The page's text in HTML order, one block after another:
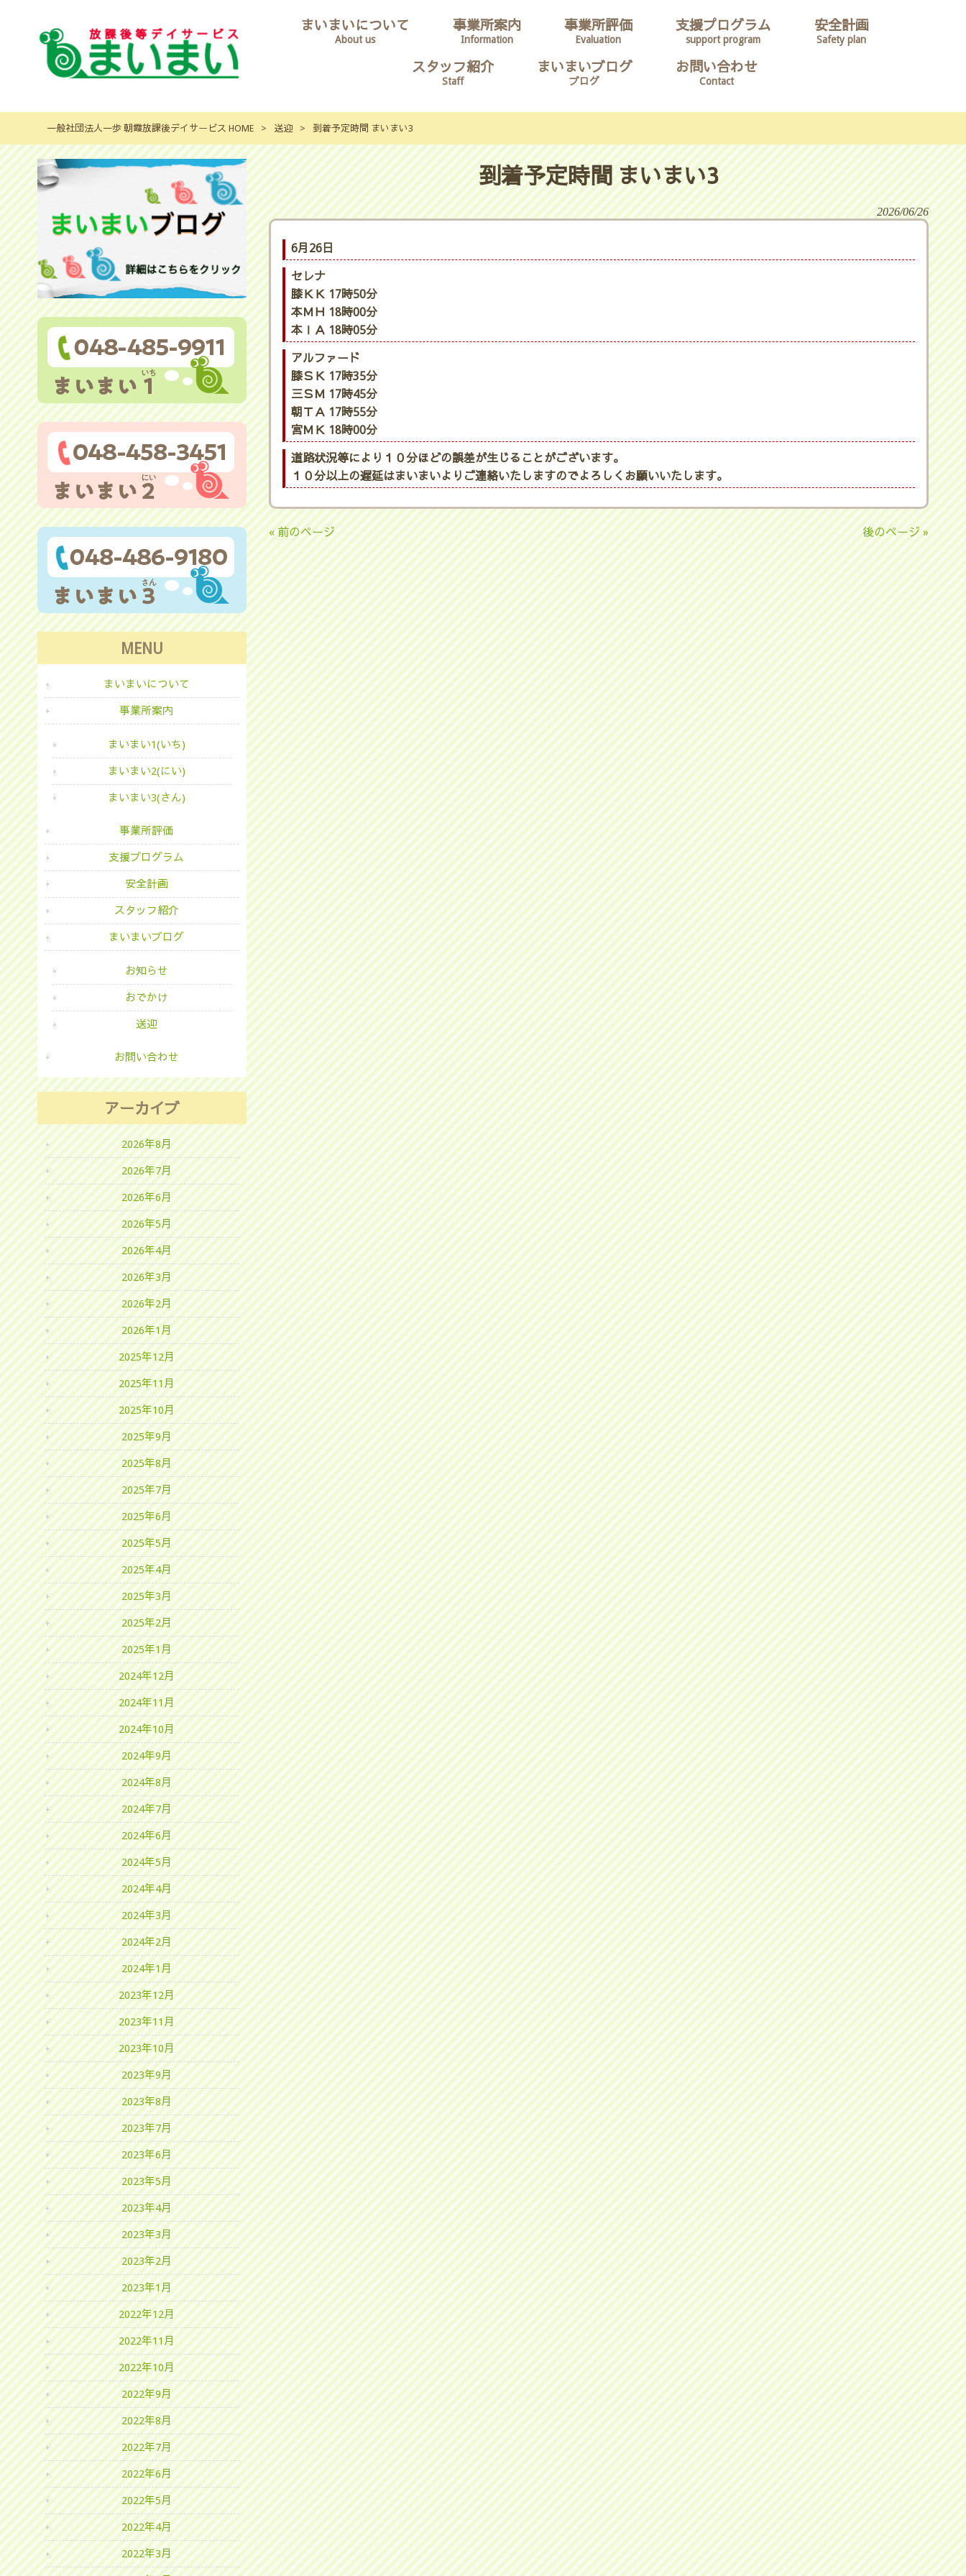
まいまいについて
About us
事業所案内
Information
事業所評価
Evaluation
支援プログラム
support program
安全計画
Safety plan
スタッフ紹介
Staff
まいまいブログ
ブログ
お問い合わせ
Contact
一般社団法人一歩 朝霞放課後デイサービス HOME > 送迎 > 到着予定時間 まいまい3
到着予定時間 まいまい3
2026/06/26
6月26日
セレナ
膝ＫＫ 17時50分
本ＭＨ 18時00分
本ⅠＡ 18時05分
アルファード
膝ＳＫ 17時35分
三ＳＭ 17時45分
朝ＴＡ 17時55分
宮ＭＫ 18時00分
道路状況等により１０分ほどの誤差が生じることがございます。
１０分以上の遅延はまいまいよりご連絡いたしますのでよろしくお願いいたします。
« 前のページ 後のページ »
MENU
まいまいについて
事業所案内
まいまい1(いち)
まいまい2(にい)
まいまい3(さん)
事業所評価
支援プログラム
安全計画
スタッフ紹介
まいまいブログ
お知らせ
おでかけ
送迎
お問い合わせ
アーカイブ
2026年8月
2026年7月
2026年6月
2026年5月
2026年4月
2026年3月
2026年2月
2026年1月
2025年12月
2025年11月
2025年10月
2025年9月
2025年8月
2025年7月
2025年6月
2025年5月
2025年4月
2025年3月
2025年2月
2025年1月
2024年12月
2024年11月
2024年10月
2024年9月
2024年8月
2024年7月
2024年6月
2024年5月
2024年4月
2024年3月
2024年2月
2024年1月
2023年12月
2023年11月
2023年10月
2023年9月
2023年8月
2023年7月
2023年6月
2023年5月
2023年4月
2023年3月
2023年2月
2023年1月
2022年12月
2022年11月
2022年10月
2022年9月
2022年8月
2022年7月
2022年6月
2022年5月
2022年4月
2022年3月